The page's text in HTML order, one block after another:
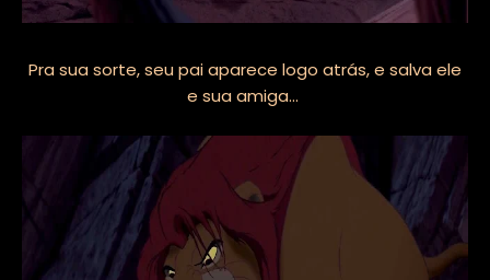
Pra sua sorte, seu pai aparece logo atrás, e salva ele
e sua amiga...